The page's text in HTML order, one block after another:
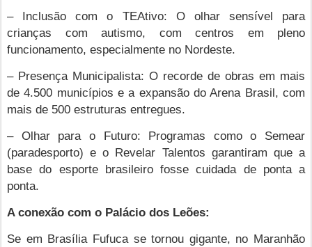
– Inclusão com o TEAtivo: O olhar sensível para
crianças com autismo, com centros em pleno
funcionamento, especialmente no Nordeste.
– Presença Municipalista: O recorde de obras em mais
de 4.500 municípios e a expansão do Arena Brasil, com
mais de 500 estruturas entregues.
– Olhar para o Futuro: Programas como o Semear
(paradesporto) e o Revelar Talentos garantiram que a
base do esporte brasileiro fosse cuidada de ponta a
ponta.
A conexão com o Palácio dos Leões:
Se em Brasília Fufuca se tornou gigante, no Maranhão